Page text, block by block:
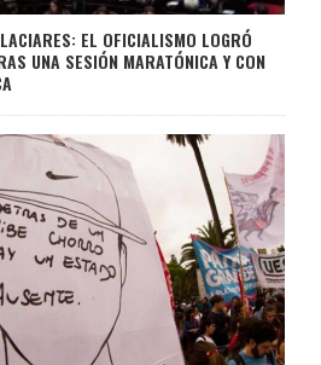
EL OFICIALISMO LOGRÓ
UNA SESIÓN MARATÓNICA Y CON